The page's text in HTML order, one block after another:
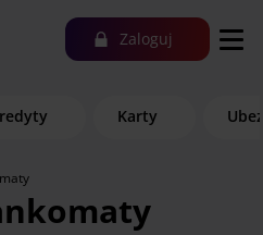
Zaloguj
Karty